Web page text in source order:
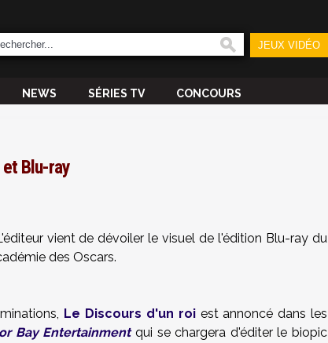
JEUX VIDÉO
NEWS SÉRIES TV CONCOURS
et Blu-ray
vient de dévoiler le visuel de l'édition Blu-ray du
des Oscars.
Le Discours d'un roiest annoncé dans les
Bay Entertainmentqui se chargera d'éditer le biopic